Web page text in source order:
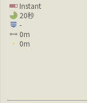
Instant
20秒
-
0m
0m